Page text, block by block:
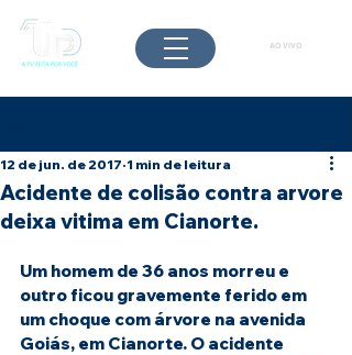
AO VIVO
Acidente de colisão contra arvore
deixa vitima em Cianorte.
12 de jun. de 2017 1 min de leitura
Um homem de 36 anos morreu e
outro ficou gravemente ferido em
um choque com árvore na avenida
Goiás, em Cianorte. O acidente